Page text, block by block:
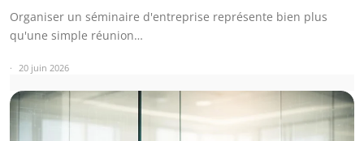
Organiser un séminaire d'entreprise représente bien plus
qu'une simple réunion…
20 juin 2026